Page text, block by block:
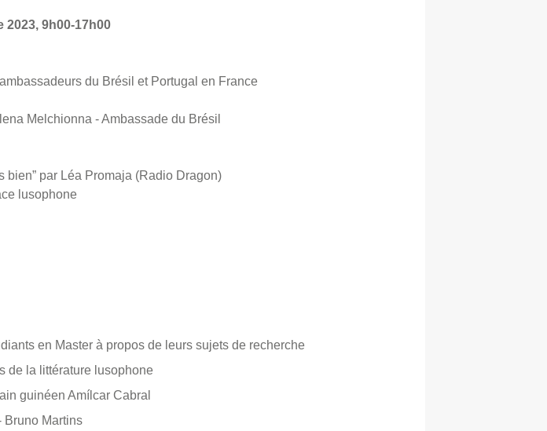
2023, 9h00-17h00
du Brésil et Portugal en France
Melchionna - Ambassade du Brésil
bien” par Léa Promaja (Radio Dragon)
lusophone
en Master à propos de leurs sujets de recherche
de la littérature lusophone
guinéen Amílcar Cabral
Bruno Martins